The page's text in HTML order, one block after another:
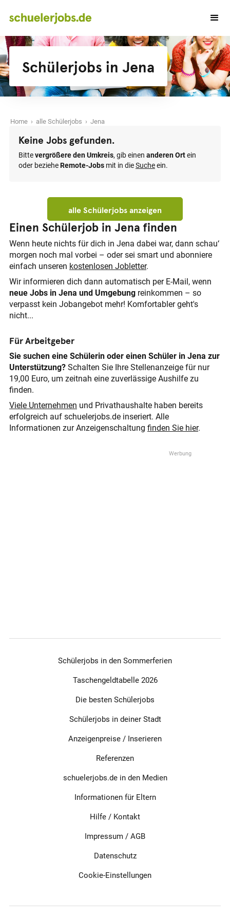
Schülerjobs in Jena
Home › alle Schülerjobs › Jena
Keine Jobs gefunden.
Bittevergrößere den Umkreis, gib einen anderen Ortein
oder bezieheRemote-Jobs mit in dieSucheein.
alle Schülerjobs anzeigen
Einen Schülerjob in Jena finden
Wenn heute nichts für dich in Jena dabei war, dann schau‘
morgen noch mal vorbei – oder sei smart und abonniere
einfach unseren kostenlosen Jobletter.
Wir informieren dich dann automatisch per E-Mail, wenn
neue Jobs in Jena und Umgebung reinkommen – so
verpasst kein Jobangebot mehr! Komfortabler geht's
nicht...
Für Arbeitgeber
Sie suchen eine Schülerin oder einen Schüler in Jena zur
Unterstützung? Schalten Sie Ihre Stellenanzeige für nur
19,00 Euro, um zeitnah eine zuverlässige Aushilfe zu
finden.
Viele Unternehmen und Privathaushalte haben bereits
erfolgreich auf schuelerjobs.de inseriert. Alle
Informationen zur Anzeigenschaltung finden Sie hier.
Schülerjobs in den Sommerferien
Taschengeldtabelle 2026
Die besten Schülerjobs
Schülerjobs in deiner Stadt
Anzeigenpreise / Inserieren
Referenzen
schuelerjobs.de in den Medien
Informationen für Eltern
Hilfe / Kontakt
Impressum / AGB
Datenschutz
Cookie-Einstellungen